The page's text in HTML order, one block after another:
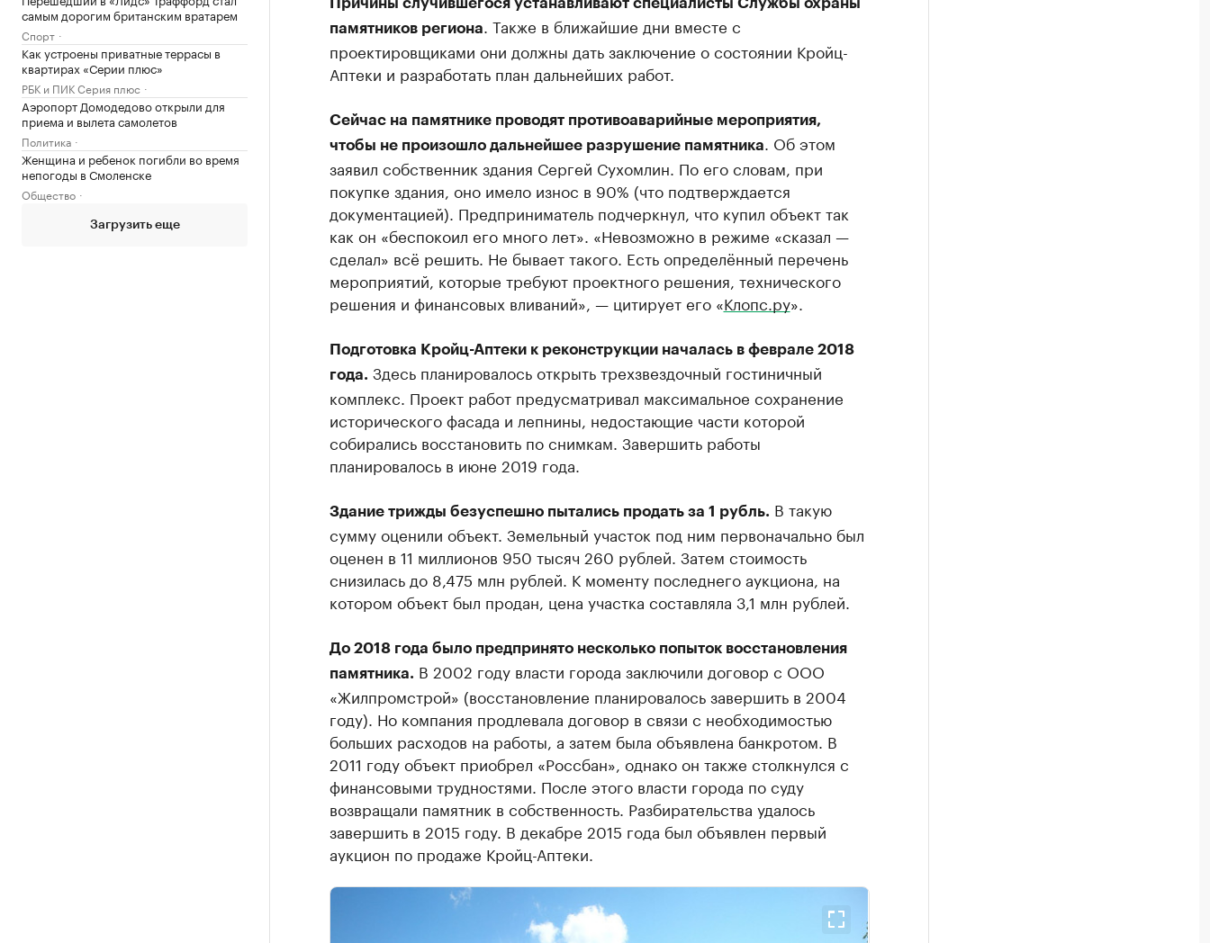
самым дорогим британским вратарем
Спорт
Как устроены приватные террасы в
квартирах «Серии плюс»
РБК и ПИК Серия плюс
Аэропорт Домодедово открыли для
приема и вылета самолетов
Политика
Женщина и ребенок погибли во время
непогоды в Смоленске
Общество
Загрузить еще
Причины случившегося устанавливают специалисты Службы охраны
памятников региона. Также в ближайшие дни вместе с
проектировщиками они должны дать заключение о состоянии Кройц-
Аптеки и разработать план дальнейших работ.
Сейчас на памятнике проводят противоаварийные мероприятия,
чтобы не произошло дальнейшее разрушение памятника. Об этом
заявил собственник здания Сергей Сухомлин. По его словам, при
покупке здания, оно имело износ в 90% (что подтверждается
документацией). Предприниматель подчеркнул, что купил объект так
как он «беспокоил его много лет». «Невозможно в режиме «сказал —
сделал» всё решить. Не бывает такого. Есть определённый перечень
мероприятий, которые требуют проектного решения, технического
решения и финансовых вливаний», — цитирует его «Клопс.ру».
Подготовка Кройц-Аптеки к реконструкции началась в феврале 2018
года. Здесь планировалось открыть трехзвездочный гостиничный
комплекс. Проект работ предусматривал максимальное сохранение
исторического фасада и лепнины, недостающие части которой
собирались восстановить по снимкам. Завершить работы
планировалось в июне 2019 года.
Здание трижды безуспешно пытались продать за 1 рубль. В такую
сумму оценили объект. Земельный участок под ним первоначально был
оценен в 11 миллионов 950 тысяч 260 рублей. Затем стоимость
снизилась до 8,475 млн рублей. К моменту последнего аукциона, на
котором объект был продан, цена участка составляла 3,1 млн рублей.
До 2018 года было предпринято несколько попыток восстановления
памятника. В 2002 году власти города заключили договор с ООО
«Жилпромстрой» (восстановление планировалось завершить в 2004
году). Но компания продлевала договор в связи с необходимостью
больших расходов на работы, а затем была объявлена банкротом. В
2011 году объект приобрел «Россбан», однако он также столкнулся с
финансовыми трудностями. После этого власти города по суду
возвращали памятник в собственность. Разбирательства удалось
завершить в 2015 году. В декабре 2015 года был объявлен первый
аукцион по продаже Кройц-Аптеки.